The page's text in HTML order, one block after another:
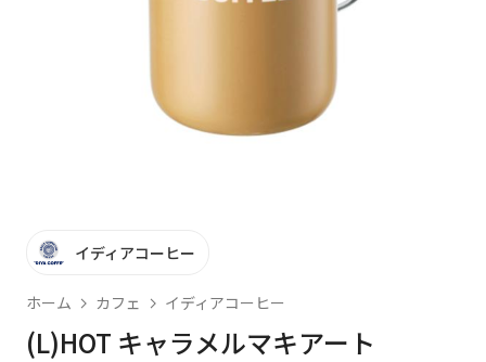
イディアコーヒー
ホーム カフェ イディアコーヒー
(L)HOT キャラメルマキアート